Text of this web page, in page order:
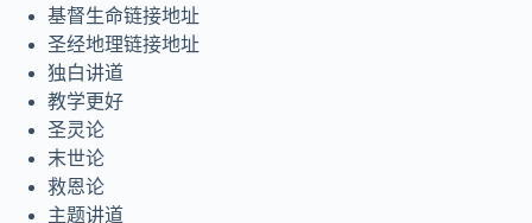
基督生命链接地址
圣经地理链接地址
独白讲道
教学更好
圣灵论
末世论
救恩论
主题讲道